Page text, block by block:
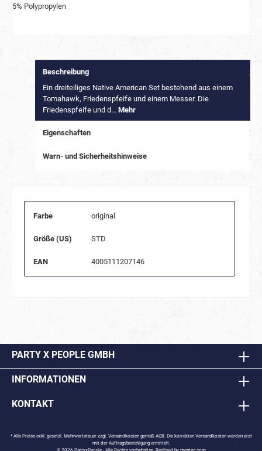
5% Polypropylen
Beschreibung
Ein dreiteiliges Native American Set bestehend aus einem
Tomahawk, Friedenspfeife und einem Messer. Die
Friedenspfeife und d… Mehr
Eigenschaften
Warn- und Sicherheitshinweise
Farbe original
Größe (US) STD
EAN 4005111207146
PARTY X PEOPLE GMBH
INFORMATIONEN
KONTAKT
* Alle Preise exkl. gesetzl. Mehrwertsteuer zzgl. Versandkostengemäß AGB. Die korrekten Versandkosten werden erst
mit der Auftragsbestätigung ermittelt.